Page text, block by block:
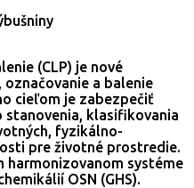
(CLP) je nové
označovanie a balenie
cieľom je zabezpečiť
stanovenia, klasifikovania
fyzikálno-
pre životné prostredie.
harmonizovanom systéme
OSN (GHS).